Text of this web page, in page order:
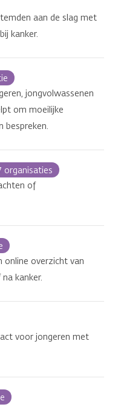
aan de slag met
kanker.
jongvolwassenen
om moeilijke
bespreken.
organisaties
of
online overzicht van
kanker.
voor jongeren met